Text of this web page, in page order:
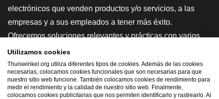
electrónicos que venden productos y/o servicios, a las
empresas y a sus empleados a tener más éxito.
Ofrecemos soluciones relevantes y prácticas con varios
sellos de confianza, Thuiswinkel Reviews, herramientas y
asesoramiento jurídico, defensa, estudios de mercado, y
tenemos nuestra propia plataforma educativa, la
Thuiswinkel e-Academy.
Utilizamos cookies
Thuiswinkel.org utiliza diferentes tipos de cookies. Además de las cookies
necesarias, colocamos cookies funcionales que son necesarias para que
nuestro sitio web funcione. También colocamos cookies de rendimiento para
medir el rendimiento y la calidad de nuestro sitio web. Finalmente,
colocamos cookies publicitarias que nos permiten identificarlo y rastrearlo. Al